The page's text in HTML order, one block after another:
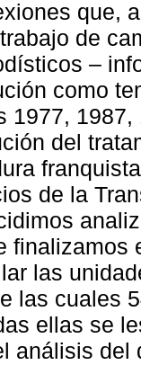
que,
de
–
como
1977,
del
de la
finalizamos
las
las cuales
ellas se
análisis del